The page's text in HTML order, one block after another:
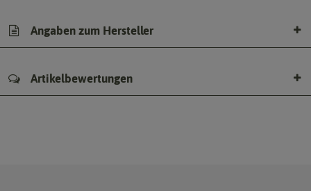
Angaben zum Hersteller
Artikelbewertungen